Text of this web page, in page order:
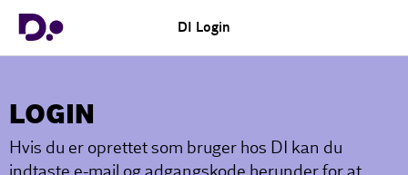
DI Login
LOGIN
Hvis du er oprettet som bruger hos DI kan du